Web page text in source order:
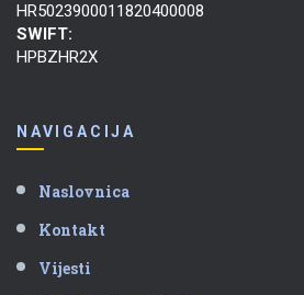
HR5023900011820400008
SWIFT:
HPBZHR2X
NAVIGACIJA
Naslovnica
Kontakt
Vijesti